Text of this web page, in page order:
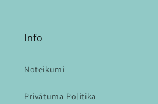
Info
Noteikumi
Privātuma Politika